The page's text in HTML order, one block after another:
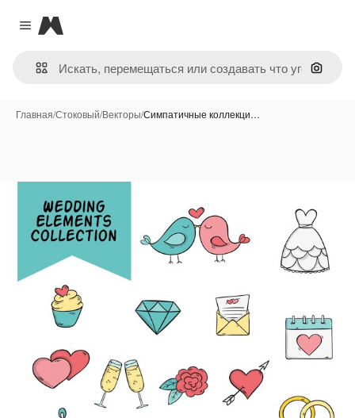
Close menu
Magnific
Поиск
Главная/Стоковый/Векторы/Симпатичные коллекци…